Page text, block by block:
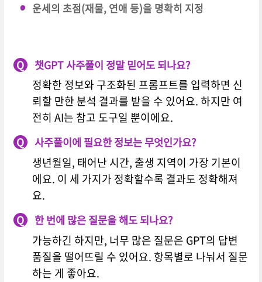
운세의 초점(재물, 연애 등)을 명확히 지정
Q 챗GPT 사주풀이 정말 믿어도 되나요?
정확한 정보와 구조화된 프롬프트를 입력하면 신
뢰할 만한 분석 결과를 받을 수 있어요. 하지만 여
전히 AI는 참고 도구일 뿐이에요.
Q 사주풀이에 필요한 정보는 무엇인가요?
생년월일, 태어난 시간, 출생 지역이 가장 기본이
에요. 이 세 가지가 정확할수록 결과도 정확해져
요.
Q 한 번에 많은 질문을 해도 되나요?
가능하긴 하지만, 너무 많은 질문은 GPT의 답변
품질을 떨어뜨릴 수 있어요. 항목별로 나눠서 질문
하는 게 좋아요.